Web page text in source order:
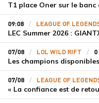
09:08 LEAGUE OF
07/08 LOL WILD RIFT 0
07/08 LEAGUE OF